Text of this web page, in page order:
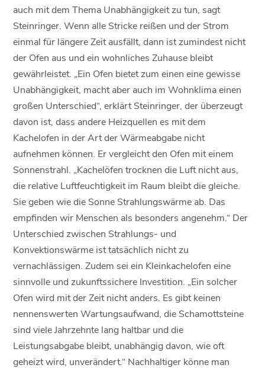
auch mit dem Thema Unabhängigkeit zu tun, sagt
Steinringer. Wenn alle Stricke reißen und der Strom
einmal für längere Zeit ausfällt, dann ist zumindest nicht
der Ofen aus und ein wohnliches Zuhause bleibt
gewährleistet. „Ein Ofen bietet zum einen eine gewisse
Unabhängigkeit, macht aber auch im Wohnklima einen
großen Unterschied“, erklärt Steinringer, der überzeugt
davon ist, dass andere Heizquellen es mit dem
Kachelofen in der Art der Wärmeabgabe nicht
aufnehmen können. Er vergleicht den Ofen mit einem
Sonnenstrahl. „Kachelöfen trocknen die Luft nicht aus,
die relative Luftfeuchtigkeit im Raum bleibt die gleiche.
Sie geben wie die Sonne Strahlungswärme ab. Das
empfinden wir Menschen als besonders angenehm.“ Der
Unterschied zwischen Strahlungs- und
Konvektionswärme ist tatsächlich nicht zu
vernachlässigen. Zudem sei ein Kleinkachelofen eine
sinnvolle und zukunftssichere Investition. „Ein solcher
Ofen wird mit der Zeit nicht anders. Es gibt keinen
nennenswerten Wartungsaufwand, die Schamottsteine
sind viele Jahrzehnte lang haltbar und die
Leistungsabgabe bleibt, unabhängig davon, wie oft
geheizt wird, unverändert.“ Nachhaltiger könne man